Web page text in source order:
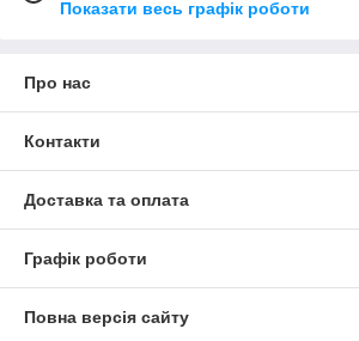
Показати весь графік роботи
Про нас
Контакти
Доставка та оплата
Графік роботи
Повна версія сайту